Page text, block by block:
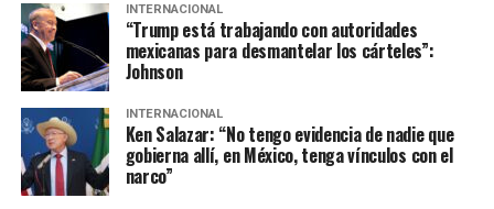
INTERNACIONAL
“Trump está trabajando con autoridades
mexicanas para desmantelar los cárteles”:
Johnson
INTERNACIONAL
Ken Salazar: “No tengo evidencia de nadie que
gobierna allí, en México, tenga vínculos con el
narco”